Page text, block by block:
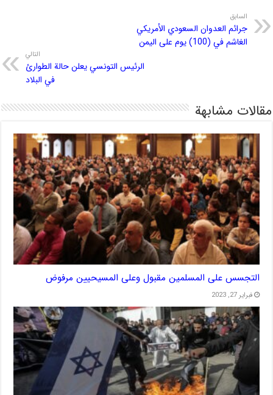
السابق
جرائم العدوان السعودي الأمريكي
الغاشم في (100) يوم على اليمن
التالي
الرئيس التونسي يعلن حالة الطوارئ
في البلاد
مقالات مشابهة
التجسس على المسلمين مقبول وعلى المسيحيين مرفوض
فبراير 27, 2023